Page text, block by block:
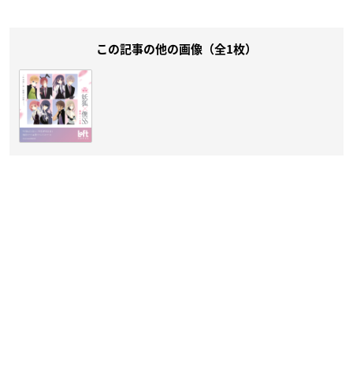
この記事の他の画像（全1枚）